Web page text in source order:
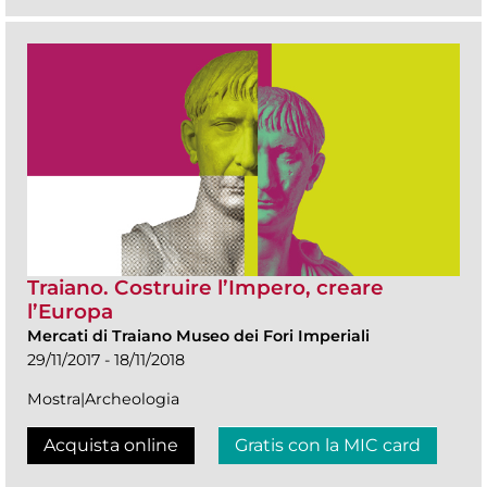
Traiano. Costruire l’Impero, creare
l’Europa
Mercati di Traiano Museo dei Fori Imperiali
29/11/2017 - 18/11/2018
Mostra|Archeologia
Acquista online Gratis con la MIC card